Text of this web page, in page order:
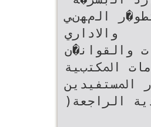
اﻟمﻬنﻲ
واﻻداري‬
واﻟﻘﻮاﻧ�ن
اﳌﻜﺘبﻴﺔ‬
ﺟﻤهﻮر اﳌﺴﺘﻔﻴﺪﻳﻦ
اﻟﺮاﺟﻌﺔ(‬